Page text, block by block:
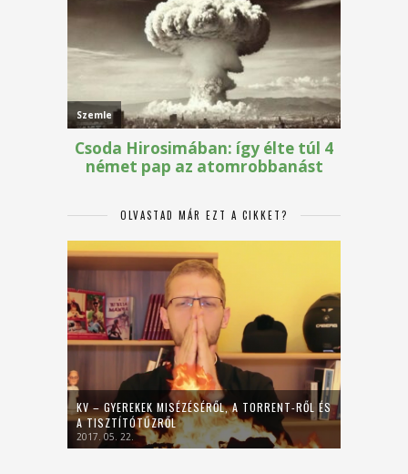
OLVASTAD MÁR EZT A CIKKET?
KV – GYEREKEK MISÉZÉSÉRŐL, A TORRENT-RŐL ÉS
A TISZTÍTÓTŰZRŐL
2017. 05. 22.